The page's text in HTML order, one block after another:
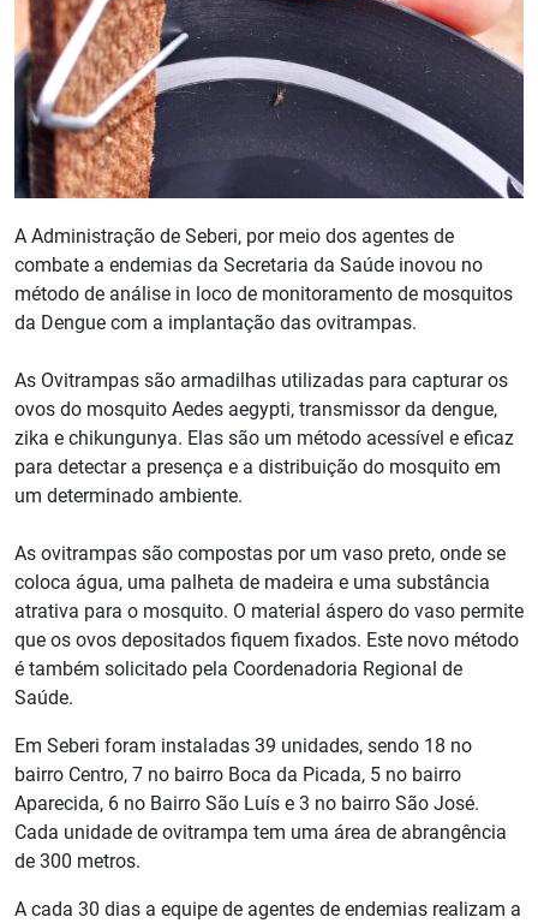
A Administração de Seberi, por meio dos agentes de
combate a endemias da Secretaria da Saúde inovou no
método de análise in loco de monitoramento de mosquitos
da Dengue com a implantação das ovitrampas.
As Ovitrampas são armadilhas utilizadas para capturar os
ovos do mosquito Aedes aegypti, transmissor da dengue,
zika e chikungunya. Elas são um método acessível e eficaz
para detectar a presença e a distribuição do mosquito em
um determinado ambiente.
As ovitrampas são compostas por um vaso preto, onde se
coloca água, uma palheta de madeira e uma substância
atrativa para o mosquito. O material áspero do vaso permite
que os ovos depositados fiquem fixados. Este novo método
é também solicitado pela Coordenadoria Regional de
Saúde.
Em Seberi foram instaladas 39 unidades, sendo 18 no
bairro Centro, 7 no bairro Boca da Picada, 5 no bairro
Aparecida, 6 no Bairro São Luís e 3 no bairro São José.
Cada unidade de ovitrampa tem uma área de abrangência
de 300 metros.
A cada 30 dias a equipe de agentes de endemias realizam a